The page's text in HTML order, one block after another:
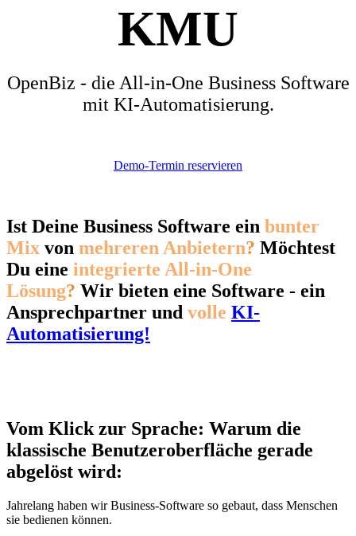
KMU
OpenBiz - die All-in-One Business Software
mit KI-Automatisierung.
Demo-Termin reservieren
Ist Deine Business Software ein bunter
Mix von mehreren Anbietern? Möchtest
Du eine integrierte All-in-One
Lösung? Wir bieten eine Software - ein
Ansprechpartner und volle KI-
Automatisierung!
Vom Klick zur Sprache: Warum die
klassische Benutzeroberfläche gerade
abgelöst wird:
Jahrelang haben wir Business-Software so gebaut, dass Menschen
sie bedienen können.